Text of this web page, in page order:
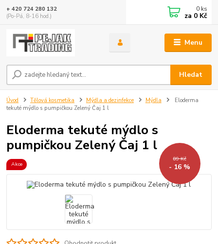
Menu
Hledat
+ 420 724 280 132
(Po-Pá, 8-16 hod.)
0 ks
za 0 Kč
Úvod Tělová kosmetika Mýdla a dezinfekce Mýdla
Eloderma
tekuté mýdlo s pumpičkou Zelený Čaj 1 l
Eloderma tekuté mýdlo s
pumpičkou Zelený Čaj 1 l
Akce
89 Kč
- 16 %